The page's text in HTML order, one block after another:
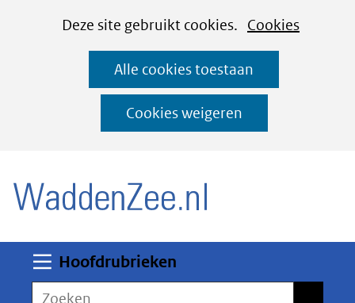
CookiesDeze site gebruikt cookies. Cookies
deze
worden
toegestaan
Alle cookies toestaan
Cookies weigeren
Ga
naar
de
inhoud
Hoofdrubrieken
Zoeken